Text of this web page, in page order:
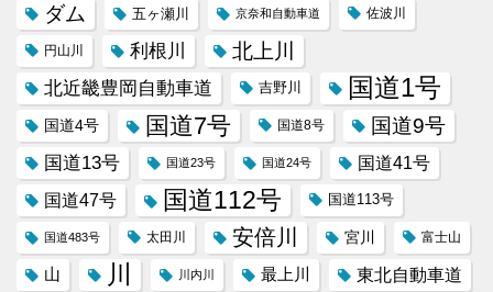
ダム 五ヶ瀬川 京奈和自動車道 佐波川
円山川 利根川 北上川
北近畿豊岡自動車道 吉野川 国道1号
国道4号 国道7号 国道8号 国道9号
国道13号 国道23号 国道24号 国道41号
国道47号 国道112号 国道113号
国道483号 太田川 安倍川 宮川 富士山
山 川 川内川 最上川 東北自動車道